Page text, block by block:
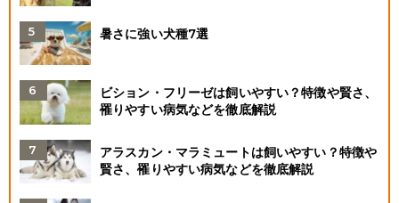
暑さに強い犬種7選
ビション・フリーゼは飼いやすい？特徴や賢さ、
罹りやすい病気などを徹底解説
アラスカン・マラミュートは飼いやすい？特徴や
賢さ、罹りやすい病気などを徹底解説